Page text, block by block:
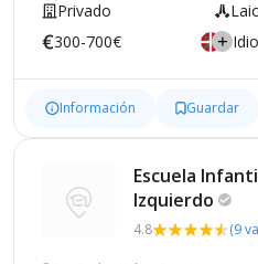
Privado
300-700€
Información Guardar
Escuela
Izquierdo
4.8 (9